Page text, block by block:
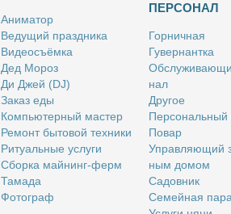
Ани­ма­тор
Ве­ду­щий празд­ни­ка
Ви­део­съём­ка
Дед Мо­роз
Ди Джей (DJ)
За­каз еды
Ком­пью­тер­ный ма­стер
Ре­монт бы­то­вой тех­ни­ки
Ри­ту­аль­ные услу­ги
Сбор­ка май­нинг-ферм
Та­ма­да
Фо­то­граф
ПЕРСОНАЛ
Гор­нич­ная
Гу­вер­нант­ка
нал
Дру­гое
Пер­со­наль­ный
По­вар
Управ­ля­ю­щий
ным до­мом
Са­дов­ник
Се­мей­ная па­ра